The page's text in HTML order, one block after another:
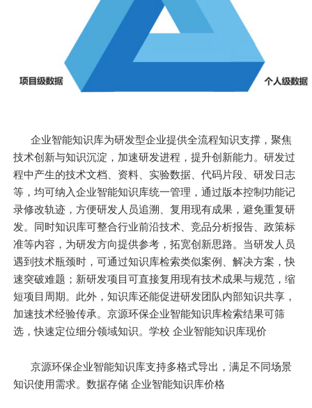
企业智能知识库为研发型企业提供全流程知识支撑，聚焦
技术创新与知识沉淀，加速研发进程，提升创新能力。研发过
程中产生的技术文档、资料、实验数据、代码片段、研发日志
等，均可纳入企业智能知识库统一管理，通过版本控制功能记
录修改轨迹，方便研发人员追溯、复用现有成果，避免重复研
发。同时知识库可整合行业前沿技术、竞品分析报告、政策标
准等内容，为研发方向提供参考，拓宽创新思路。当研发人员
遇到技术瓶颈时，可通过知识库检索类似案例、解决方案，快
速突破难题；新研发项目可直接复用现有技术成果与规范，缩
短项目周期。此外，知识库还能促进研发团队内部知识共享，
加速技术经验传承。京源环保企业智能知识库检索结果可筛
选，快速定位细分领域知识。学校 企业智能知识库现价
京源环保企业智能知识库支持多格式导出，满足不同场景
知识使用需求。数据存储 企业智能知识库价格